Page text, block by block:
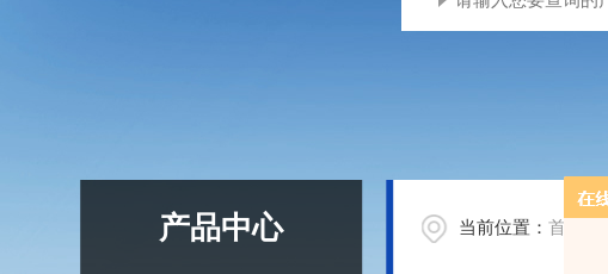
产品中心 当前位置：首页